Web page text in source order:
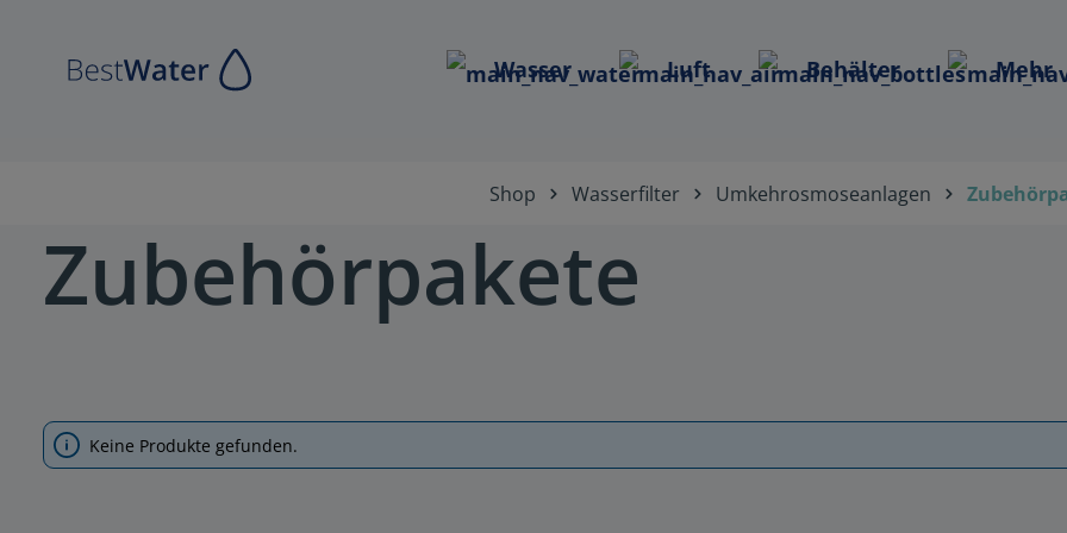
Wasser Luft Behälter Mehr
Shop Wasserfilter Umkehrosmoseanlagen
Zubehörpakete
Keine Produkte gefunden.